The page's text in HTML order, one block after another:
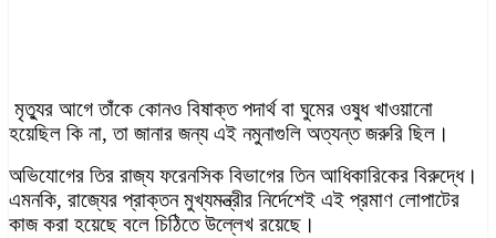
মৃত্যুর আগে তাঁকে কোনও বিষাক্ত পদার্থ বা ঘুমের ওষুধ খাওয়ানো
হয়েছিল কি না, তা জানার জন্য এই নমুনাগুলি অত্যন্ত জরুরি ছিল।
অভিযোগের তির রাজ্য ফরেনসিক বিভাগের তিন আধিকারিকের বিরুদ্ধে।
এমনকি, রাজ্যের প্রাক্তন মুখ্যমন্ত্রীর নির্দেশেই এই প্রমাণ লোপাটের
কাজ করা হয়েছে বলে চিঠিতে উল্লেখ রয়েছে।